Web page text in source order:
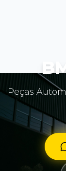
Peças